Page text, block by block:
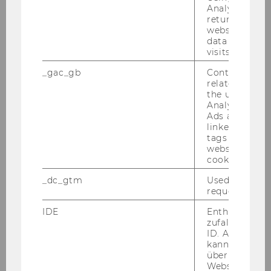
Ende der Be­wer­bungs­frist: 14. Mai 2014
Institut für Transportwirtschaft und Logistik
ist voraussichtlich ab 19. Mai 2014 bis 18. Mai
eine Stelle für einen
Universitätsassistentin prae doc (Teaching
and Research Associate)
(Angestellte/r gemäß Kollektivvertrag für die
Arbeitnehmer/innen der Universitäten,
monatliches Mindestentgelt: 1.961,85 € brutto,
Analytics can
returning
website and
data from
visits.
_gac_gb
Contains
related
the user. If
Analytics and
Ads accounts
linked, the
tags on the
website read
cookie.
_dc_gtm
Used to
request rate.
IDE
Enthält eine
ID. Anhand
kann Google
über
Websites